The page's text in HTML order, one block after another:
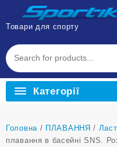
Перейти
вмісту
Товари для спорту
Категорії
Головна / ПЛАВАННЯ /
плавання в басейні SNS.